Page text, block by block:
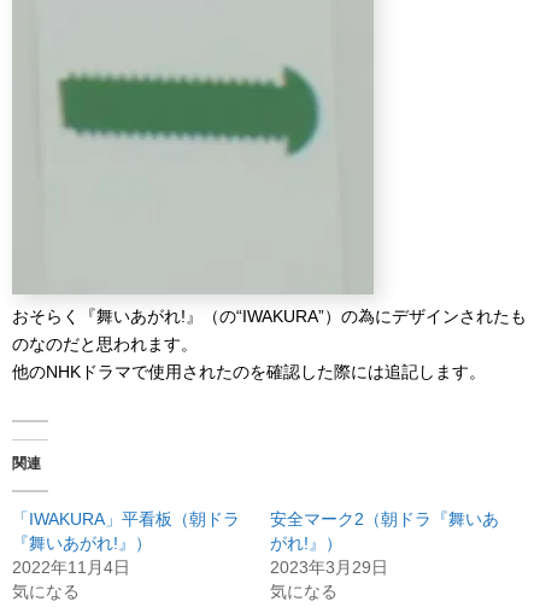
おそらく『舞いあがれ!』（の“IWAKURA”）の為にデザインされたも
のなのだと思われます。
他のNHKドラマで使用されたのを確認した際には追記します。
関連
「IWAKURA」平看板（朝ドラ
『舞いあがれ!』）
2022年11月4日
気になる
安全マーク2（朝ドラ『舞いあ
がれ!』）
2023年3月29日
気になる